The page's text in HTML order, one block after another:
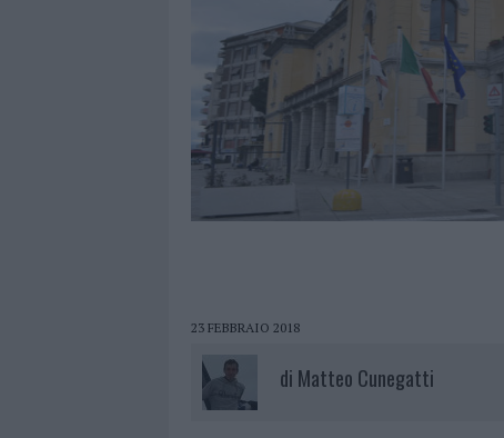
23 FEBBRAIO 2018
di Matteo Cunegatti